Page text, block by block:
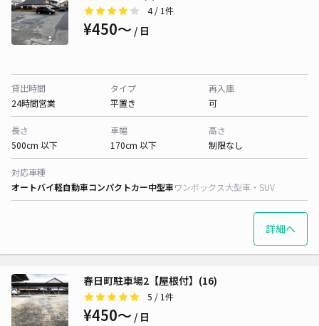
4/ 1件
¥450〜 / 日
貸出時間
24時間営業
タイプ
平置き
再入庫
可
長さ
500cm 以下
車幅
170cm 以下
高さ
制限なし
対応車種
オートバイ軽自動車コンパクトカー中型車ワンボックス大型車・SUV
詳細へ
春日町駐車場2【屋根付】(16)
5 / 1件
¥450〜 / 日